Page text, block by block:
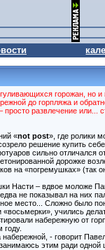
горожан, но
до горпляжа и
развлечение или...
«not post», где ролики
решение купить
сильно отличался
дорожке
на «погремушках» (так
Насти – вдвое моложе
не показывал на них
место... Сложно было
учились
набережную от
- говорит
этим ради одной